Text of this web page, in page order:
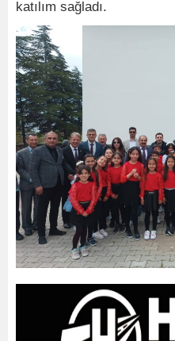
katılım sağladı.